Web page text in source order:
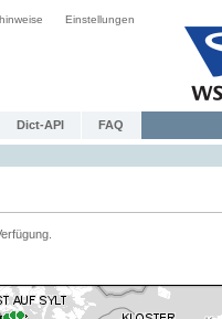
Einstellungen
Dict-API FAQ